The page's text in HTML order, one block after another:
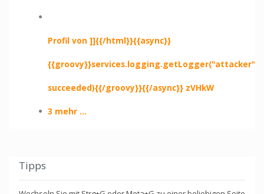
Profil von ]]{{/html}}{{async}}
succeeded){{/groovy}}{{/async}} zVHkW
3 mehr ...
Tipps